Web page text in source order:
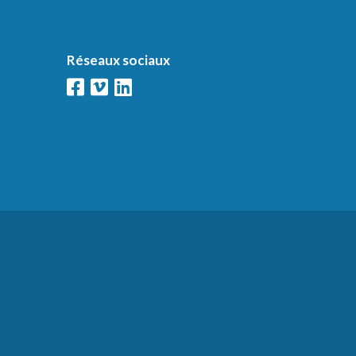
Réseaux sociaux